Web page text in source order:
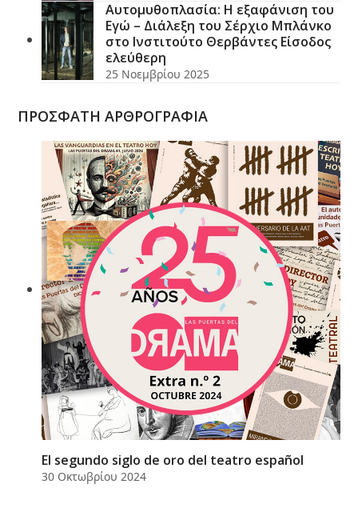
Αυτομυθοπλασία: Η εξαφάνιση του
Εγώ – Διάλεξη του Σέρχιο Μπλάνκο
στο Ινστιτούτο Θερβάντες Είσοδος
ελεύθερη
25 Νοεμβρίου 2025
ΠΡΟΣΦΑΤΗ ΑΡΘΡΟΓΡΑΦΙΑ
El segundo siglo de oro del teatro español
30 Οκτωβρίου 2024